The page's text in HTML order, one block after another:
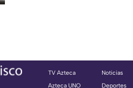
TV Azteca
Azteca UNO
Noticias
Deportes